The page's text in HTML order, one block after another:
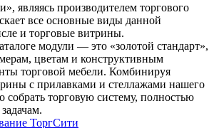
являясь производителем торгового
все основные виды данной
и торговые витрины.
модули — это «золотой стандарт»,
цветам и конструктивным
торговой мебели. Комбинируя
с прилавками и стеллажами нашего
собрать торговую систему, полностью